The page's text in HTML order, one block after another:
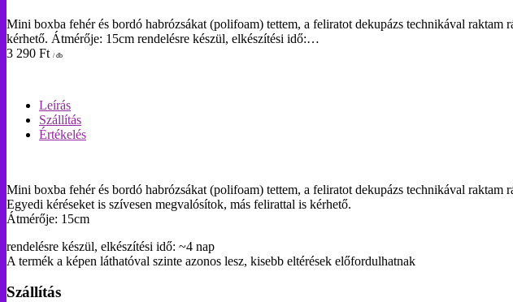
Mini boxba fehér és bordó habrózsákat (polifoam) tettem, a feliratot dekupázs technikával
kérhető. Átmérője: 15cm rendelésre készül, elkészítési idő:…
3 290 Ft / db
Leírás
Szállítás
Értékelés
Mini boxba fehér és bordó habrózsákat (polifoam) tettem, a feliratot dekupázs technikával raktam
Egyedi kéréseket is szívesen megvalósítok, más felirattal is kérhető.
Átmérője: 15cm
rendelésre készül, elkészítési idő: ~4 nap
A termék a képen láthatóval szinte azonos lesz, kisebb eltérések előfordulhatnak
Szállítás